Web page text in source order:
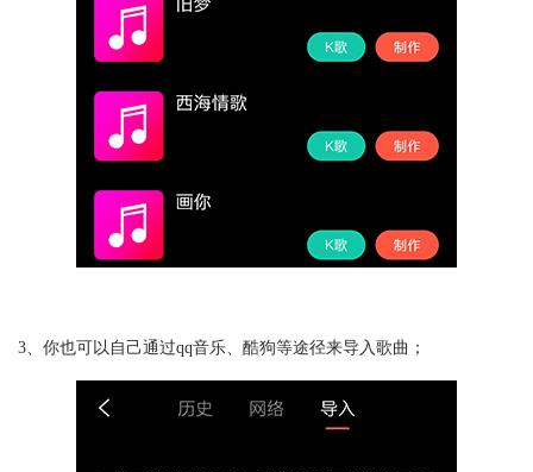
3、你也可以自己通过qq音乐、酷狗等途径来导入歌曲；